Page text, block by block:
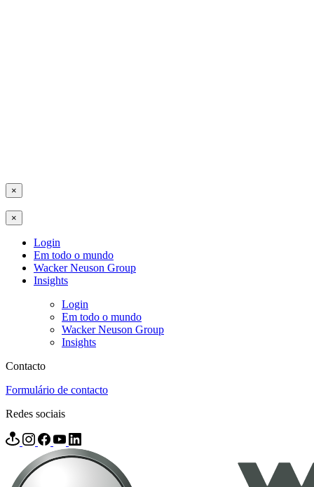
×
×
Login
Em todo o mundo
Wacker Neuson Group
Insights
Login
Em todo o mundo
Wacker Neuson Group
Insights
Contacto
Formulário de contacto
Redes sociais